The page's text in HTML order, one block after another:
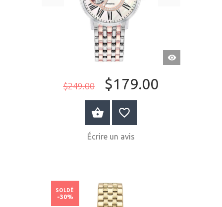
APERÇU
RAPIDE
$249.00 $179.00
ACHETER MAINTENANT
Écrire un avis
SOLDÉ
-30%